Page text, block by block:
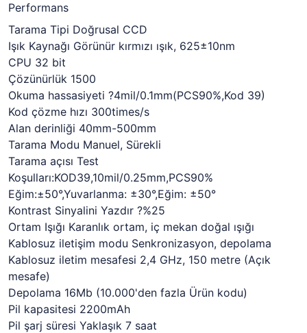
Performans
Tarama Tipi Doğrusal CCD
Işık Kaynağı Görünür kırmızı ışık, 625±10nm
CPU 32 bit
Çözünürlük 1500
Okuma hassasiyeti ?4mil/0.1mm(PCS90%,Kod 39)
Kod çözme hızı 300times/s
Alan derinliği 40mm-500mm
Tarama Modu Manuel, Sürekli
Tarama açısı Test
Koşulları:KOD39,10mil/0.25mm,PCS90%
Eğim:±50°,Yuvarlanma: ±30°,Eğim: ±50°
Kontrast Sinyalini Yazdır ?%25
Ortam Işığı Karanlık ortam, iç mekan doğal ışığı
Kablosuz iletişim modu Senkronizasyon, depolama
Kablosuz iletim mesafesi 2,4 GHz, 150 metre (Açık
mesafe)
Depolama 16Mb (10.000'den fazla Ürün kodu)
Pil kapasitesi 2200mAh
Pil şarj süresi Yaklaşık 7 saat